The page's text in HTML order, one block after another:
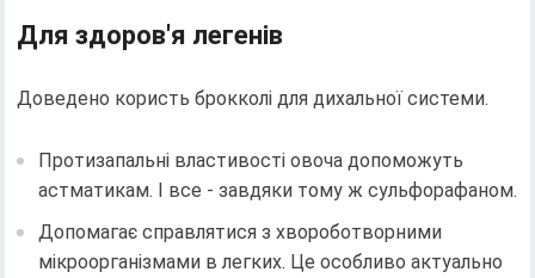
Для здоров'я легенів
Доведено користь брокколі для дихальної системи.
Протизапальні властивості овоча допоможуть
астматикам. І все - завдяки тому ж сульфорафаном.
Допомагає справлятися з хвороботворними
мікроорганізмами в легких. Це особливо актуально